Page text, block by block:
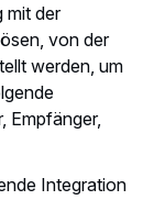
mit der
von der
werden, um
Empfänger,
Integration